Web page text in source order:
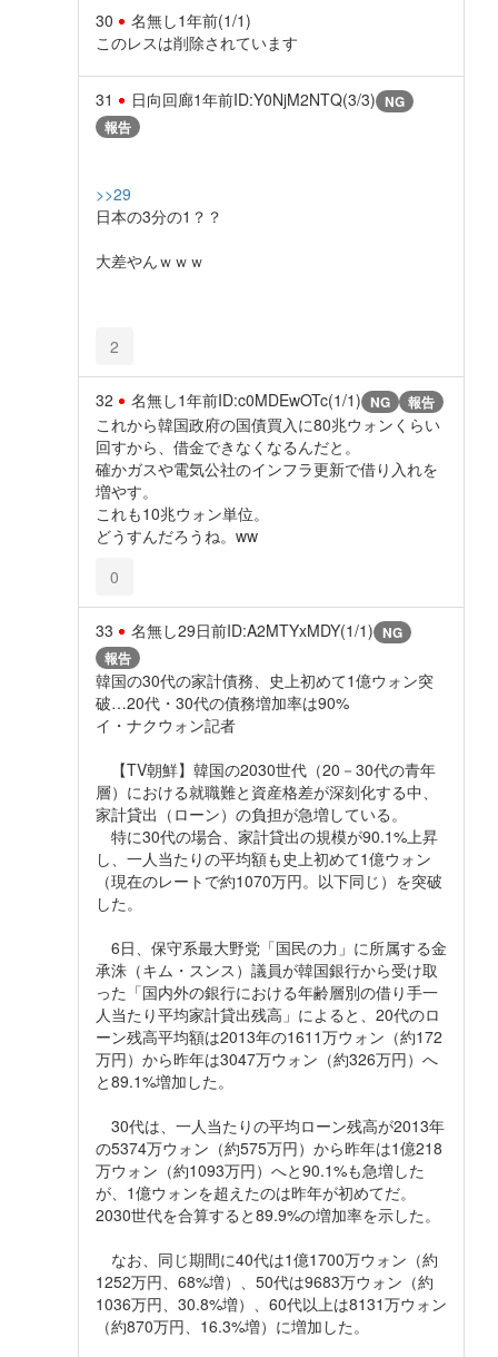
30 名無し1年前(1/1)
このレスは削除されています
31 日向回廊1年前ID:Y0NjM2NTQ(3/3) NG
報告
>>29
日本の3分の1？？
大差やんｗｗｗ
2
32 名無し1年前ID:c0MDEwOTc(1/1) NG 報告
これから韓国政府の国債買入に80兆ウォンくらい
回すから、借金できなくなるんだと。
確かガスや電気公社のインフラ更新で借り入れを
増やす。
これも10兆ウォン単位。
どうすんだろうね。ww
0
33 名無し29日前ID:A2MTYxMDY(1/1) NG
報告
韓国の30代の家計債務、史上初めて1億ウォン突
破…20代・30代の債務増加率は90%
イ・ナクウォン記者
【TV朝鮮】韓国の2030世代（20－30代の青年
層）における就職難と資産格差が深刻化する中、
家計貸出（ローン）の負担が急増している。
特に30代の場合、家計貸出の規模が90.1%上昇
し、一人当たりの平均額も史上初めて1億ウォン
（現在のレートで約1070万円。以下同じ）を突破
した。
6日、保守系最大野党「国民の力」に所属する金
承洙（キム・スンス）議員が韓国銀行から受け取
った「国内外の銀行における年齢層別の借り手一
人当たり平均家計貸出残高」によると、20代のロ
ーン残高平均額は2013年の1611万ウォン（約172
万円）から昨年は3047万ウォン（約326万円）へ
と89.1%増加した。
30代は、一人当たりの平均ローン残高が2013年
の5374万ウォン（約575万円）から昨年は1億218
万ウォン（約1093万円）へと90.1%も急増した
が、1億ウォンを超えたのは昨年が初めてだ。
2030世代を合算すると89.9%の増加率を示した。
なお、同じ期間に40代は1億1700万ウォン（約
1252万円、68%増）、50代は9683万ウォン（約
1036万円、30.8%増）、60代以上は8131万ウォン
（約870万円、16.3%増）に増加した。